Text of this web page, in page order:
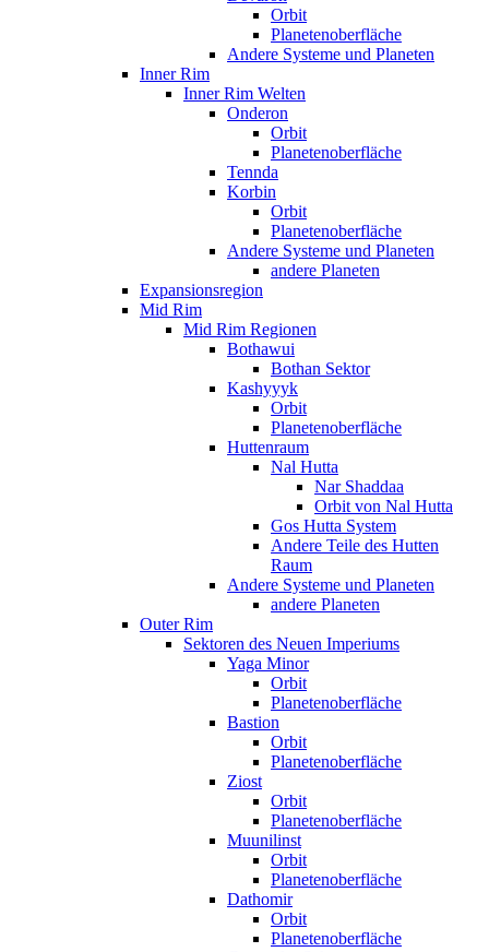
Orbit
Planetenoberfläche
Andere Systeme und Planeten
Inner Rim
Inner Rim Welten
Onderon
Orbit
Planetenoberfläche
Tennda
Korbin
Orbit
Planetenoberfläche
Andere Systeme und Planeten
andere Planeten
Expansionsregion
Mid Rim
Mid Rim Regionen
Bothawui
Bothan Sektor
Kashyyyk
Orbit
Planetenoberfläche
Huttenraum
Nal Hutta
Nar Shaddaa
Orbit von Nal Hutta
Gos Hutta System
Andere Teile des Hutten
Raum
Andere Systeme und Planeten
andere Planeten
Outer Rim
Sektoren des Neuen Imperiums
Yaga Minor
Orbit
Planetenoberfläche
Bastion
Orbit
Planetenoberfläche
Ziost
Orbit
Planetenoberfläche
Muunilinst
Orbit
Planetenoberfläche
Dathomir
Orbit
Planetenoberfläche